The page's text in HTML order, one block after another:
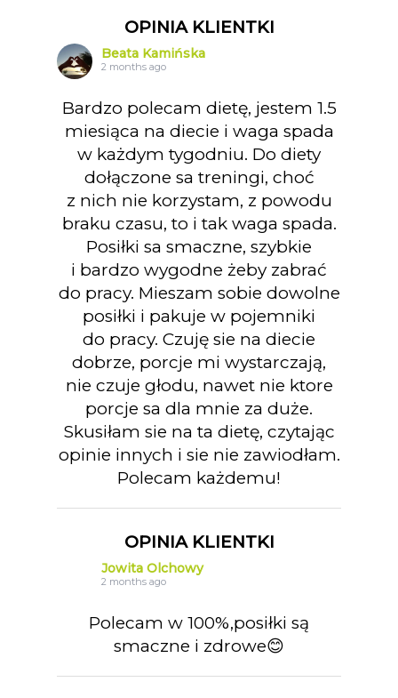
OPINIA KLIENTKI
Beata Kamińska
2 months ago
Bardzo polecam dietę, jestem 1.5
miesiąca na diecie i waga spada
w każdym tygodniu. Do diety
dołączone sa treningi, choć
z nich nie korzystam, z powodu
braku czasu, to i tak waga spada.
Posiłki sa smaczne, szybkie
i bardzo wygodne żeby zabrać
do pracy. Mieszam sobie dowolne
posiłki i pakuje w pojemniki
do pracy. Czuję sie na diecie
dobrze, porcje mi wystarczają,
nie czuje głodu, nawet nie ktore
porcje sa dla mnie za duże.
Skusiłam sie na ta dietę, czytając
opinie innych i sie nie zawiodłam.
Polecam każdemu!
OPINIA KLIENTKI
Jowita Olchowy
2 months ago
Polecam w 100%,posiłki są
smaczne i zdrowe😊